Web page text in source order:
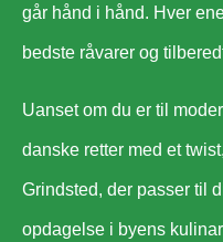
går hånd i hånd. Hver
bedste råvarer og
Uanset om du er til
danske retter med et
Grindsted, der passer til
opdagelse i byens